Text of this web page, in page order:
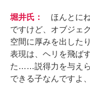
堀井氏：
ほんとに
ですけど、オブジェ
空間に厚みを出した
表現は、ヘリを飛ば
た……説得力を与えら
できる子なんですよ